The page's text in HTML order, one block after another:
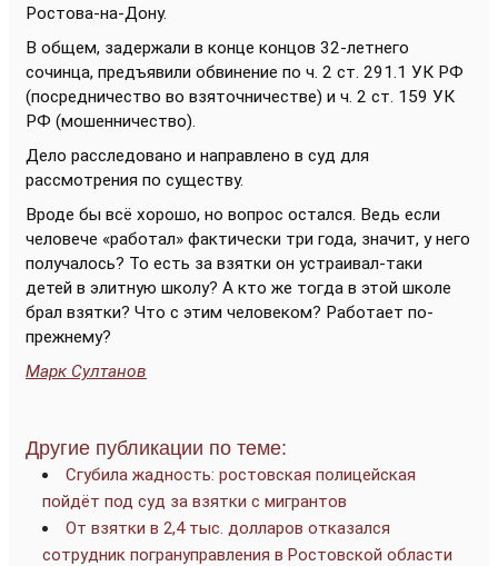
Ростова-на-Дону.
В общем, задержали в конце концов 32-летнего
сочинца, предъявили обвинение по ч. 2 ст. 291.1 УК РФ
(посредничество во взяточничестве) и ч. 2 ст. 159 УК
РФ (мошенничество).
Дело расследовано и направлено в суд для
рассмотрения по существу.
Вроде бы всё хорошо, но вопрос остался. Ведь если
человече «работал» фактически три года, значит, у него
получалось? То есть за взятки он устраивал-таки
детей в элитную школу? А кто же тогда в этой школе
брал взятки? Что с этим человеком? Работает по-
прежнему?
Марк Султанов
Другие публикации по теме:
Сгубила жадность: ростовская полицейская
пойдёт под суд за взятки с мигрантов
От взятки в 2,4 тыс. долларов отказался
сотрудник погрануправления в Ростовской области